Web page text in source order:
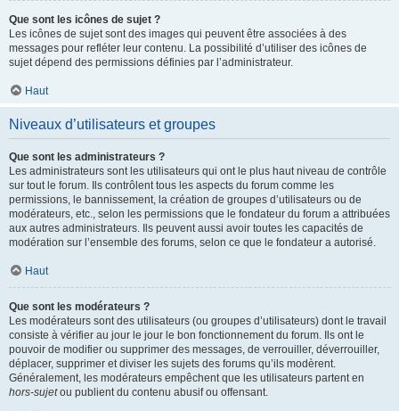
Que sont les icônes de sujet ?
Les icônes de sujet sont des images qui peuvent être associées à des
messages pour refléter leur contenu. La possibilité d’utiliser des icônes de
sujet dépend des permissions définies par l’administrateur.
Haut
Niveaux d’utilisateurs et groupes
Que sont les administrateurs ?
Les administrateurs sont les utilisateurs qui ont le plus haut niveau de contrôle
sur tout le forum. Ils contrôlent tous les aspects du forum comme les
permissions, le bannissement, la création de groupes d’utilisateurs ou de
modérateurs, etc., selon les permissions que le fondateur du forum a attribuées
aux autres administrateurs. Ils peuvent aussi avoir toutes les capacités de
modération sur l’ensemble des forums, selon ce que le fondateur a autorisé.
Haut
Que sont les modérateurs ?
Les modérateurs sont des utilisateurs (ou groupes d’utilisateurs) dont le travail
consiste à vérifier au jour le jour le bon fonctionnement du forum. Ils ont le
pouvoir de modifier ou supprimer des messages, de verrouiller, déverrouiller,
déplacer, supprimer et diviser les sujets des forums qu’ils modèrent.
Généralement, les modérateurs empêchent que les utilisateurs partent en
hors-sujetou publient du contenu abusif ou offensant.